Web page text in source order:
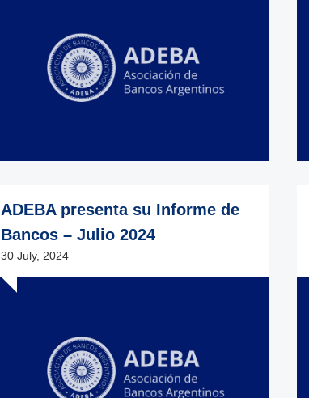
ADEBA presenta su Informe de
Bancos – Julio 2024
30 July, 2024